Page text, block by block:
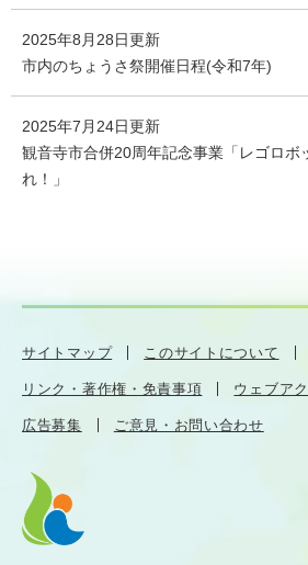
2025年8月28日更新
市内のちょうさ祭開催日程(令和7年)
2025年7月24日更新
観音寺市合併20周年記念事業「レゴロボ
れ！」
サイトマップ このサイトについて
リンク・著作権・免責事項 ウェブア
広告募集 ご意見・お問い合わせ